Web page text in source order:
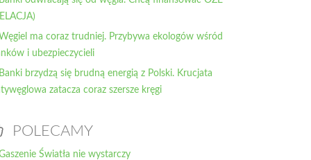
ma coraz trudniej. Przybywa ekologów wśród
i ubezpieczycieli
brzydzą się brudną energią z Polski. Krucjata
zatacza coraz szersze kręgi
POLECAMY
Światła nie wystarczy